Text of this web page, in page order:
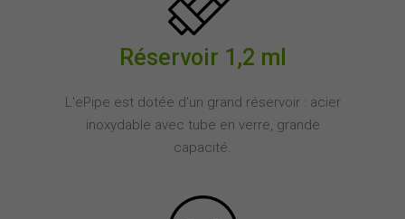
Réservoir 1,2 ml
L'ePipe est dotée d'un grand réservoir : acier
inoxydable avec tube en verre, grande
capacité.